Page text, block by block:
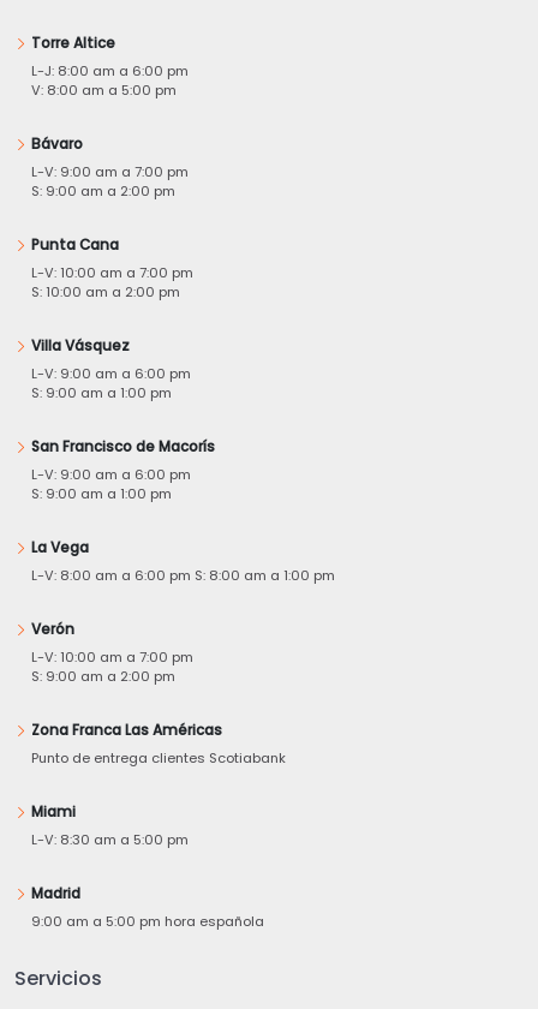
Torre Altice
L-J: 8:00 am a 6:00 pm
V: 8:00 am a 5:00 pm
Bávaro
L-V: 9:00 am a 7:00 pm
S: 9:00 am a 2:00 pm
Punta Cana
L-V: 10:00 am a 7:00 pm
S: 10:00 am a 2:00 pm
Villa Vásquez
L-V: 9:00 am a 6:00 pm
S: 9:00 am a 1:00 pm
San Francisco de Macorís
L-V: 9:00 am a 6:00 pm
S: 9:00 am a 1:00 pm
La Vega
L-V: 8:00 am a 6:00 pm S: 8:00 am a 1:00 pm
Verón
L-V: 10:00 am a 7:00 pm
S: 9:00 am a 2:00 pm
Zona Franca Las Américas
Punto de entrega clientes Scotiabank
Miami
L-V: 8:30 am a 5:00 pm
Madrid
9:00 am a 5:00 pm hora española
Servicios